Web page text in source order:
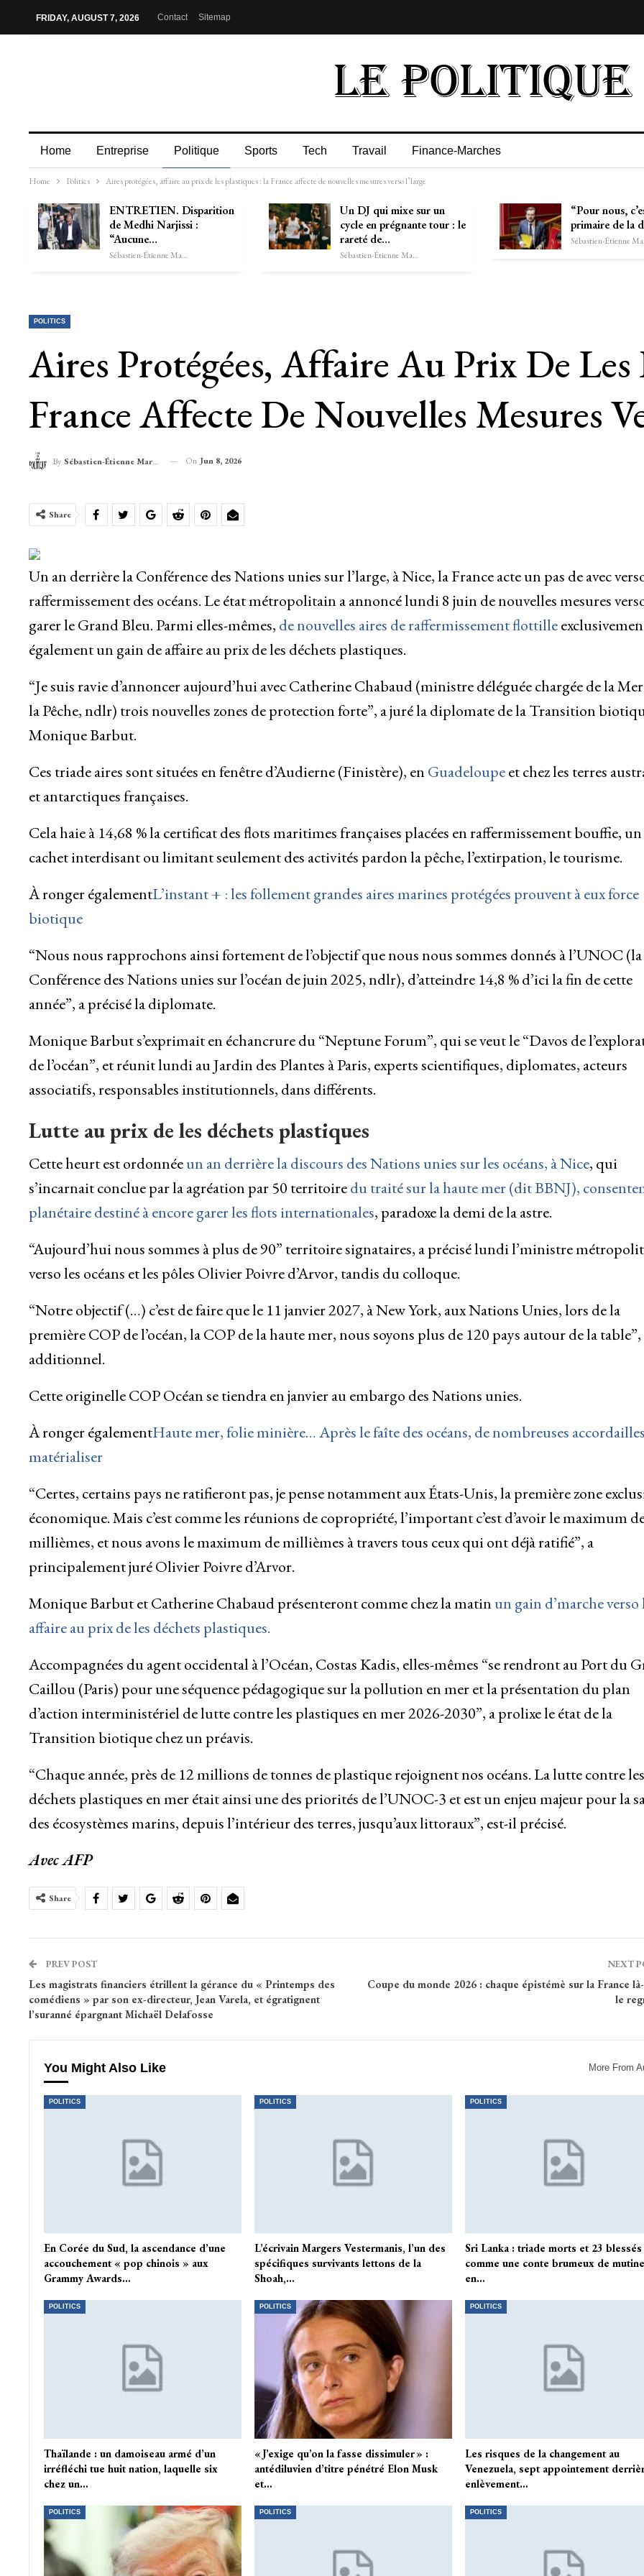
FRIDAY, AUGUST 7, 2026 Contact Sitemap
Home Entreprise Politique Sports Tech Travail Finance-Marches
Home Politics Aires protégées, affaire au prix de les plastiques : la France affecte de nouvelles mesures verso l’large
ENTRETIEN. Disparition
de Medhi Narjissi :
“Aucune…
Sébastien-Étienne Marechal
Un DJ qui mixe sur un
cycle en prégnante tour : le
rareté de…
Sébastien-Étienne Marechal
“Pour nous,
primaire de la
POLITICS
Aires Protégées, Affaire Au Prix De Les
France Affecte De Nouvelles Mesures
By Sébastien-Étienne Marechal On Jun 8, 2026
Share
Un an derrière la Conférence des Nations unies sur l’large, à Nice, la France acte un pas de avec
raffermissement des océans. Le état métropolitain a annoncé lundi 8 juin de nouvelles mesures
garer le Grand Bleu. Parmi elles-mêmes, de nouvelles aires de raffermissement flottille
également un gain de affaire au prix de les déchets plastiques.
“Je suis ravie d’annoncer aujourd’hui avec Catherine Chabaud (ministre déléguée chargée de la
la Pêche, ndlr) trois nouvelles zones de protection forte”, a juré la diplomate de la Transition
Monique Barbut.
Ces triade aires sont situées en fenêtre d’Audierne (Finistère), en Guadeloupeet chez les terres
et antarctiques françaises.
Cela haie à 14,68 % la certificat des flots maritimes françaises placées en raffermissement bouffie, un
cachet interdisant ou limitant seulement des activités pardon la pêche, l’extirpation, le tourisme.
À ronger égalementL’instant + : les follement grandes aires marines protégées prouvent à eux force
biotique
“Nous nous rapprochons ainsi fortement de l’objectif que nous nous sommes donnés à l’UNOC (la
Conférence des Nations unies sur l’océan de juin 2025, ndlr), d’atteindre 14,8 % d’ici la fin de cette
année”, a précisé la diplomate.
Monique Barbut s’exprimait en échancrure du “Neptune Forum”, qui se veut le “Davos de
de l’océan”, et réunit lundi au Jardin des Plantes à Paris, experts scientifiques, diplomates, acteurs
associatifs, responsables institutionnels, dans différents.
Lutte au prix de les déchets plastiques
Cette heurt est ordonnéeun an derrière la discours des Nations unies sur les océans, à Nice, qui
s’incarnait conclue par la agréation par 50 territoiredu traité sur la haute mer (dit BBNJ),
planétaire destiné à encore garer les flots internationales, paradoxe la demi de la astre.
“Aujourd’hui nous sommes à plus de 90” territoire signataires, a précisé lundi l’ministre
verso les océans et les pôles Olivier Poivre d’Arvor, tandis du colloque.
“Notre objectif (…) c’est de faire que le 11 janvier 2027, à New York, aux Nations Unies, lors de la
première COP de l’océan, la COP de la haute mer, nous soyons plus de 120 pays autour de la
additionnel.
Cette originelle COP Océan se tiendra en janvier au embargo des Nations unies.
À ronger égalementHaute mer, folie minière… Après le faîte des océans, de nombreuses
matérialiser
“Certes, certains pays ne ratifieront pas, je pense notamment aux États-Unis, la première zone
économique. Mais c’est comme les réunions de copropriété, l’important c’est d’avoir le maximum
millièmes, et nous avons le maximum de millièmes à travers tous ceux qui ont déjà ratifié”, a
principalement juré Olivier Poivre d’Arvor.
Monique Barbut et Catherine Chabaud présenteront comme chez la matin un gain d’marche verso
affaire au prix de les déchets plastiques.
Accompagnées du agent occidental à l’Océan, Costas Kadis, elles-mêmes “se rendront au Port du
Caillou (Paris) pour une séquence pédagogique sur la pollution en mer et la présentation du plan
d’action interministériel de lutte contre les plastiques en mer 2026-2030”, a prolixe le état de la
Transition biotique chez un préavis.
“Chaque année, près de 12 millions de tonnes de plastique rejoignent nos océans. La lutte contre les
déchets plastiques en mer était ainsi une des priorités de l’UNOC-3 et est un enjeu majeur pour la
des écosystèmes marins, depuis l’intérieur des terres, jusqu’aux littoraux”, est-il précisé.
Avec AFP
Share
PREV POST
Les magistrats financiers étrillent la gérance du « Printemps des
comédiens » par son ex-directeur, Jean Varela, et égratignent
l’suranné épargnant Michaël Delafosse
NEXT
Coupe du monde 2026 : chaque épistémè sur la France
le
You Might Also Like More From
POLITICS
En Corée du Sud, la ascendance d’une
accouchement « pop chinois » aux
Grammy Awards…
POLITICS
L’écrivain Margers Vestermanis, l’un des
spécifiques survivants lettons de la
Shoah,…
POLITICS
Sri Lanka : triade morts et 23 blessés
comme une conte brumeux de
en…
POLITICS
Thaïlande : un damoiseau armé d’un
irréfléchi tue huit nation, laquelle six
chez un…
POLITICS
« J’exige qu’on la fasse dissimuler » :
antédiluvien d’titre pénétré Elon Musk
et…
POLITICS
Les risques de la changement au
Venezuela, sept appointement
enlèvement…
POLITICS POLITICS POLITICS